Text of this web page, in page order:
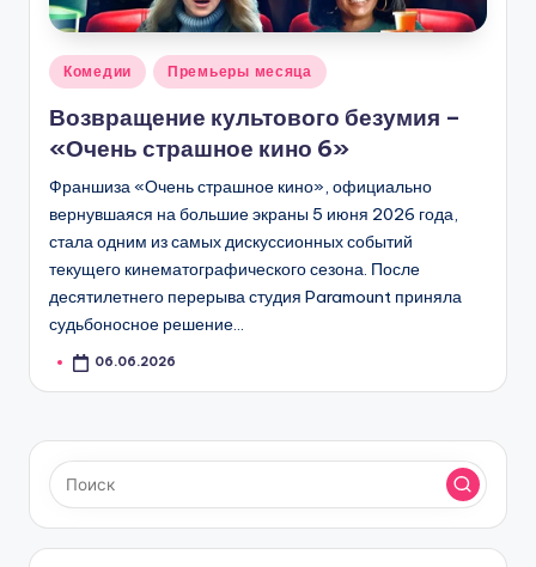
Опубликовано
Комедии Премьеры месяца
Возвращение культового безумия –
«Очень страшное кино 6»
Франшиза «Очень страшное кино», официально
вернувшаяся на большие экраны 5 июня 2026 года,
стала одним из самых дискуссионных событий
текущего кинематографического сезона. После
десятилетнего перерыва студия Paramount приняла
судьбоносное решение…
06.06.2026